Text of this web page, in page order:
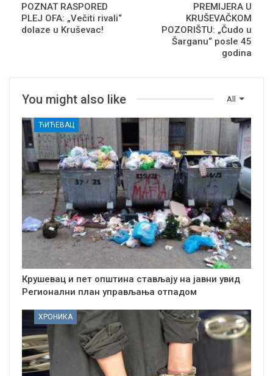
POZNAT RASPORED
PLEJ OFA: „Večiti rivali“
dolaze u Kruševac!
PREMIJERA U
KRUŠEVAČKOM
POZORIŠTU: „Čudo u
Šarganu“ posle 45
godina
All
You might also like
ЋИЋЕВАЦ
Крушевац и пет општина стављају на јавни увид
Регионални план управљања отпадом
ХРОНИКА